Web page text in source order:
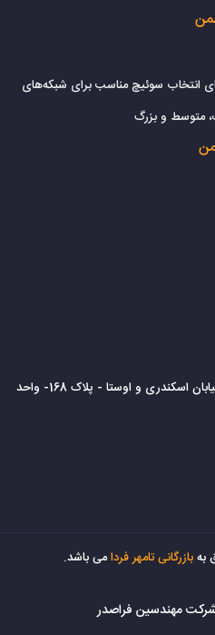
انتخاب سوئیچ مناسب برای شبکه‌های
متوسط و بزرگ
تهران- خیابان آزادی- بین خیابان اسکندری و اوستا - پلاک 168- واحد
بهبازرگانی تامهر فردامی باشد.
مهندسین فراصدر